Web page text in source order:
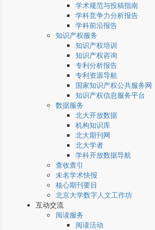
学术规范与投稿指南
学科竞争力分析报告
学科前沿报告
知识产权服务
知识产权培训
知识产权咨询
专利分析报告
专利资源导航
国家知识产权公共服务网
知识产权信息服务平台
数据服务
北大开放数据
机构知识库
北大期刊网
北大学者
学科开放数据导航
查收查引
未名学术快报
核心期刊要目
北京大学数字人文工作坊
互动交流
阅读服务
阅读活动